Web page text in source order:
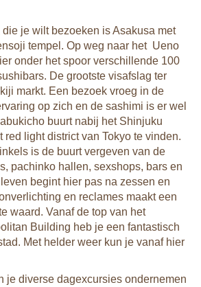
je wilt bezoeken is Asakusa met
tempel. Op weg naar het Ueno
onder het spoor verschillende 100
De grootste visafslag ter
markt. Een bezoek vroeg in de
op zich en de sashimi is er wel
buurt nabij het Shinjuku
red light district van Tokyo te vinden.
is de buurt vergeven van de
pachinko hallen, sexshops, bars en
begint hier pas na zessen en
en reclames maakt een
waard. Vanaf de top van het
Building heb je een fantastisch
Met helder weer kun je vanaf hier
je diverse dagexcursies ondernemen